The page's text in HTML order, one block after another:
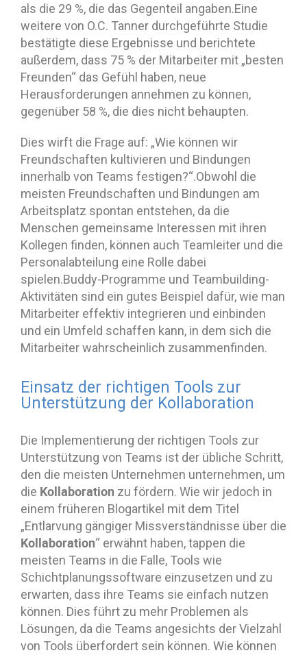
als die 29 %, die das Gegenteil angaben.Eine
weitere von O.C. Tanner durchgeführte Studie
bestätigte diese Ergebnisse und berichtete
außerdem, dass 75 % der Mitarbeiter mit „besten
Freunden“ das Gefühl haben, neue
Herausforderungen annehmen zu können,
gegenüber 58 %, die dies nicht behaupten.
Dies wirft die Frage auf: „Wie können wir
Freundschaften kultivieren und Bindungen
innerhalb von Teams festigen?“.Obwohl die
meisten Freundschaften und Bindungen am
Arbeitsplatz spontan entstehen, da die
Menschen gemeinsame Interessen mit ihren
Kollegen finden, können auch Teamleiter und die
Personalabteilung eine Rolle dabei
spielen.Buddy-Programme und Teambuilding-
Aktivitäten sind ein gutes Beispiel dafür, wie man
Mitarbeiter effektiv integrieren und einbinden
und ein Umfeld schaffen kann, in dem sich die
Mitarbeiter wahrscheinlich zusammenfinden.
Einsatz der richtigen Tools zur
Unterstützung der Kollaboration
Die Implementierung der richtigen Tools zur
Unterstützung von Teams ist der übliche Schritt,
den die meisten Unternehmen unternehmen, um
die Kollaboration zu fördern. Wie wir jedoch in
einem früheren Blogartikel mit dem Titel
„Entlarvung gängiger Missverständnisse über die
Kollaboration“ erwähnt haben, tappen die
meisten Teams in die Falle, Tools wie
Schichtplanungssoftware einzusetzen und zu
erwarten, dass ihre Teams sie einfach nutzen
können. Dies führt zu mehr Problemen als
Lösungen, da die Teams angesichts der Vielzahl
von Tools überfordert sein können. Wie können